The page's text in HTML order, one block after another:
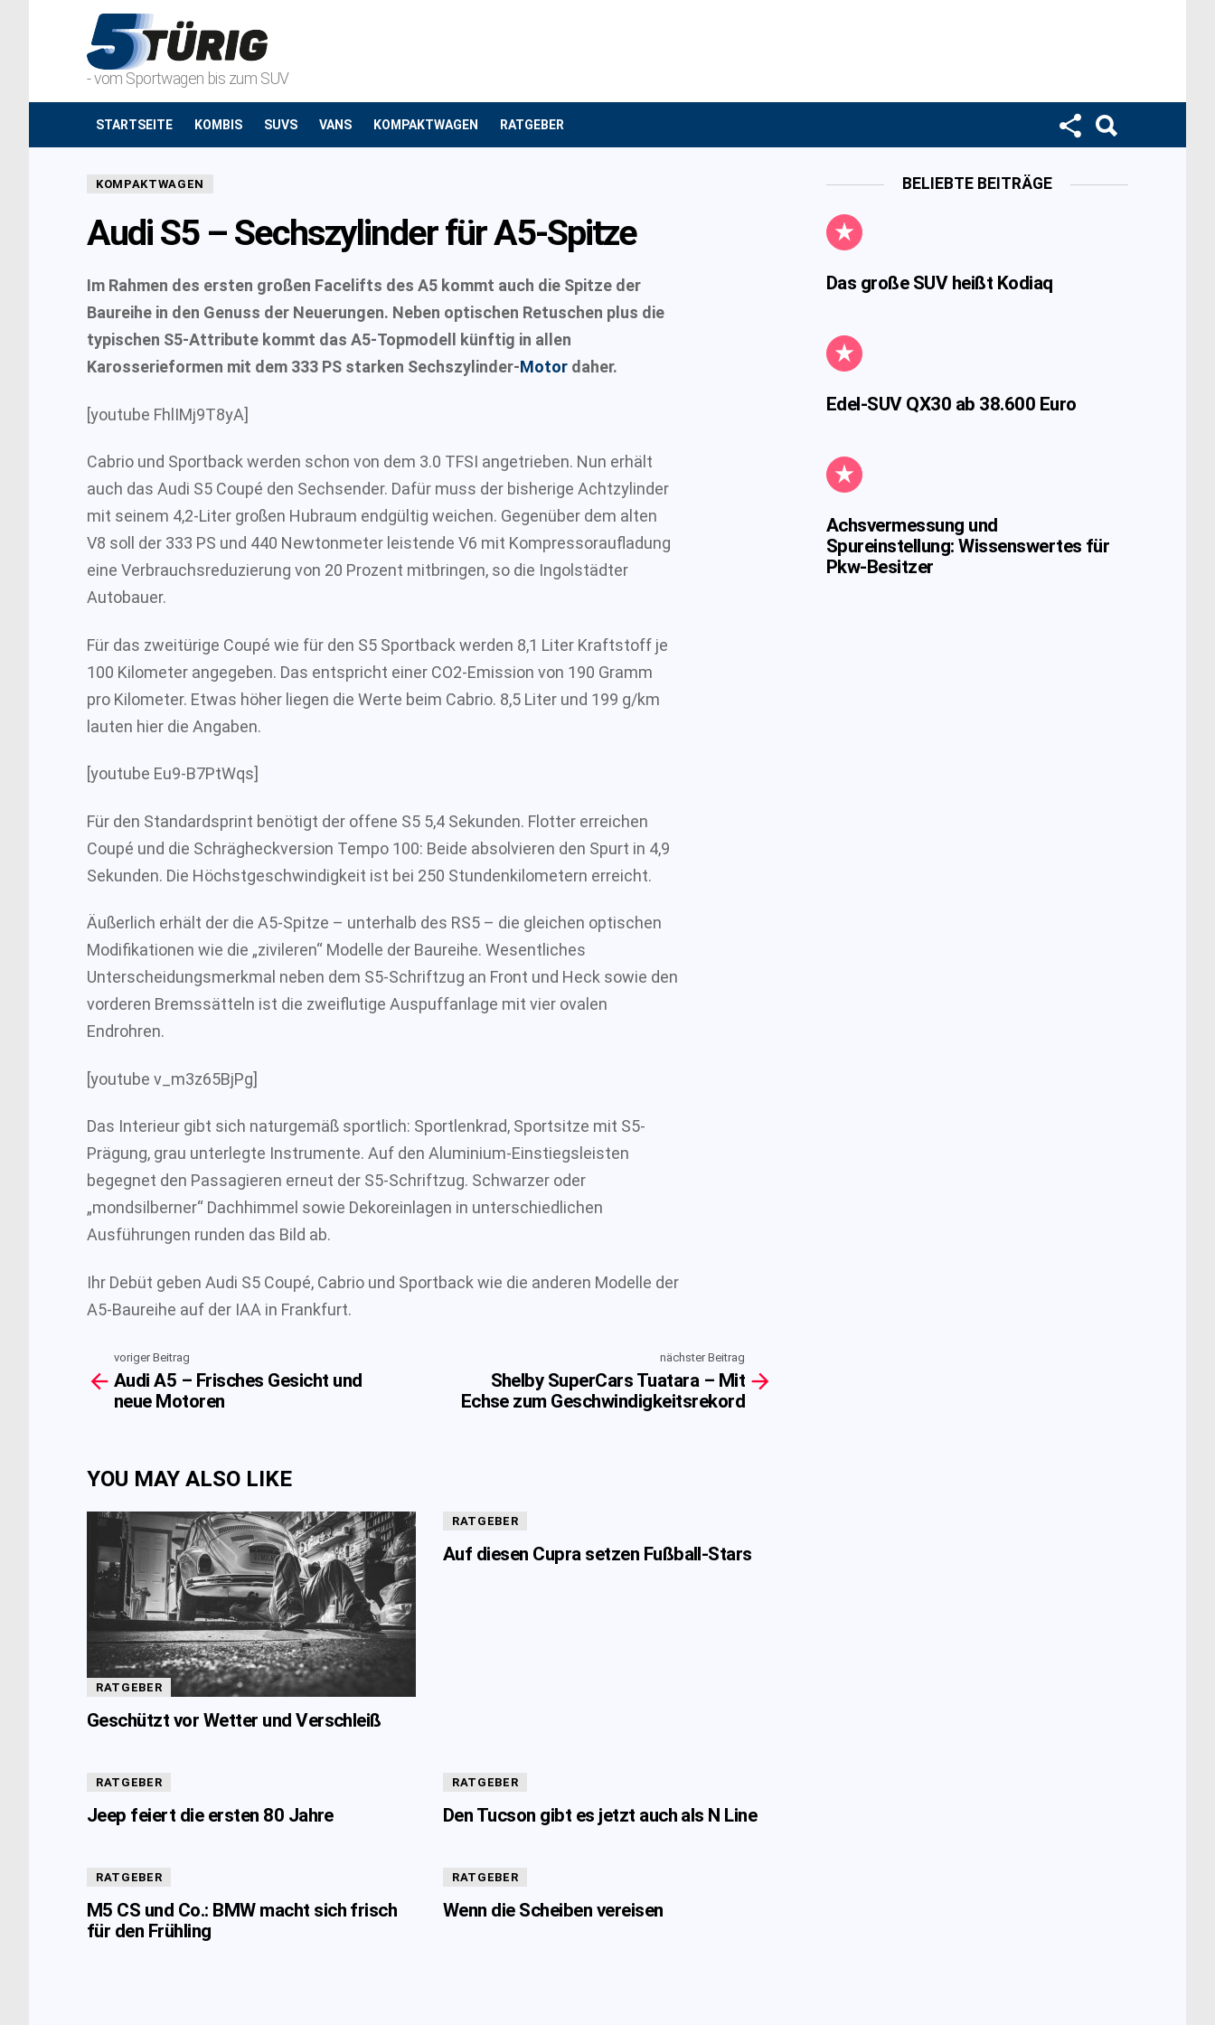
- vom Sportwagen bis zum SUV
STARTSEITE KOMBIS SUVS VANS KOMPAKTWAGEN RATGEBER
KOMPAKTWAGEN
Audi S5 – Sechszylinder für A5-Spitze
Im Rahmen des ersten großen Facelifts des A5 kommt auch die Spitze der
Baureihe in den Genuss der Neuerungen. Neben optischen Retuschen plus die
typischen S5-Attribute kommt das A5-Topmodell künftig in allen
Karosserieformen mit dem 333 PS starken Sechszylinder-Motor daher.
[youtube FhlIMj9T8yA]
Cabrio und Sportback werden schon von dem 3.0 TFSI angetrieben. Nun erhält
auch das Audi S5 Coupé den Sechsender. Dafür muss der bisherige Achtzylinder
mit seinem 4,2-Liter großen Hubraum endgültig weichen. Gegenüber dem alten
V8 soll der 333 PS und 440 Newtonmeter leistende V6 mit Kompressoraufladung
eine Verbrauchsreduzierung von 20 Prozent mitbringen, so die Ingolstädter
Autobauer.
Für das zweitürige Coupé wie für den S5 Sportback werden 8,1 Liter Kraftstoff je
100 Kilometer angegeben. Das entspricht einer CO2-Emission von 190 Gramm
pro Kilometer. Etwas höher liegen die Werte beim Cabrio. 8,5 Liter und 199 g/km
lauten hier die Angaben.
[youtube Eu9-B7PtWqs]
Für den Standardsprint benötigt der offene S5 5,4 Sekunden. Flotter erreichen
Coupé und die Schrägheckversion Tempo 100: Beide absolvieren den Spurt in 4,9
Sekunden. Die Höchstgeschwindigkeit ist bei 250 Stundenkilometern erreicht.
Äußerlich erhält der die A5-Spitze – unterhalb des RS5 – die gleichen optischen
Modifikationen wie die „zivileren“ Modelle der Baureihe. Wesentliches
Unterscheidungsmerkmal neben dem S5-Schriftzug an Front und Heck sowie den
vorderen Bremssätteln ist die zweiflutige Auspuffanlage mit vier ovalen
Endrohren.
[youtube v_m3z65BjPg]
Das Interieur gibt sich naturgemäß sportlich: Sportlenkrad, Sportsitze mit S5-
Prägung, grau unterlegte Instrumente. Auf den Aluminium-Einstiegsleisten
begegnet den Passagieren erneut der S5-Schriftzug. Schwarzer oder
„mondsilberner“ Dachhimmel sowie Dekoreinlagen in unterschiedlichen
Ausführungen runden das Bild ab.
Ihr Debüt geben Audi S5 Coupé, Cabrio und Sportback wie die anderen Modelle der
A5-Baureihe auf der IAA in Frankfurt.
more
voriger Beitrag
Audi A5 – Frisches Gesicht und
neue Motoren
nächster Beitrag
Shelby SuperCars Tuatara – Mit
Echse zum Geschwindigkeitsrekord
YOU MAY ALSO LIKE
RATGEBER
Geschützt vor Wetter und Verschleiß
RATGEBER
Auf diesen Cupra setzen Fußball-Stars
RATGEBER
Jeep feiert die ersten 80 Jahre
RATGEBER
Den Tucson gibt es jetzt auch als N Line
RATGEBER
M5 CS und Co.: BMW macht sich frisch
für den Frühling
RATGEBER
Wenn die Scheiben vereisen
BELIEBTE BEITRÄGE
Das große SUV heißt Kodiaq
Edel-SUV QX30 ab 38.600 Euro
Achsvermessung und
Spureinstellung: Wissenswertes für
Pkw-Besitzer